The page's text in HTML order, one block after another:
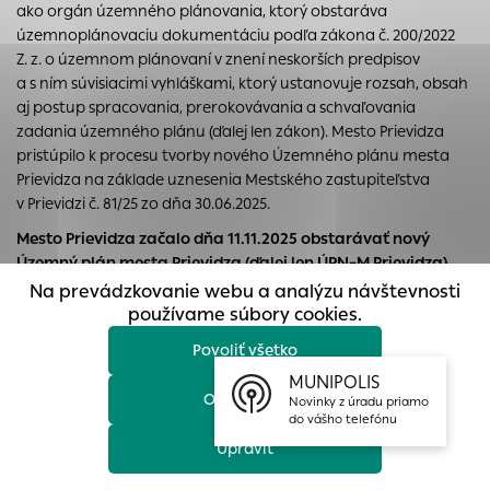
ako orgán územného plánovania, ktorý obstaráva
územnoplánovaciu dokumentáciu podľa zákona č. 200/2022
Z. z. o územnom plánovaní v znení neskorších predpisov
a s ním súvisiacimi vyhláškami, ktorý ustanovuje rozsah, obsah
aj postup spracovania, prerokovávania a schvaľovania
zadania územného plánu (ďalej len zákon). Mesto Prievidza
pristúpilo k procesu tvorby nového Územného plánu mesta
Prievidza na základe uznesenia Mestského zastupiteľstva
v Prievidzi č. 81/25 zo dňa 30.06.2025.
Mesto Prievidza začalodňa 11.11.2025 obstarávať nový
Územný plán mesta Prievidza (ďalej len ÚPN–M Prievidza).
Územnoplánovacia dokumentácia, podľa § 18 zákona o ÚP,
komplexne určuje urbanistickú koncepciu a krajinnú koncepciu
vymedzeného územia, zosúlaďuje záujmy a činnosti
ovplyvňujúce udržateľný územný rozvoj, územnú súdržnosť,
ochranu historického, kultúrneho a prírodného dedičstva,
ochranu životného prostredia, ekologickú stabilitu
a ekologickú konektivitu, adaptáciu na nepriaznivé dôsledky
zmeny klímy, ochranu verejného zdravia, obranu štátu
Na prevádzkovanie webu a analýzu návštevnosti
používame súbory cookies.
Povoliť všetko
Odmietnuť
Upraviť
prístup k zabezpečeným oblastiam webovej stránky. Bez
týchto súborov cookie nemôže web správne fungovať.
Analytické cookies
Analytické cookies pomáhajú prevádzkovateľovi stránok
pochopiť, ako návštevníci stránok stránku používajú, aby
mohol stránky optimalizovať a ponúknuť im lepšiu
skúsenosť. Všetky dáta sa zbierajú anonymne a nie je
možné ich spojiť s konkrétnou osobou.
Povoliť všetko
Uložiť nastavenia
Viac informácií
MUNIPOLIS
Novinky z úradu priamo
do vášho telefónu